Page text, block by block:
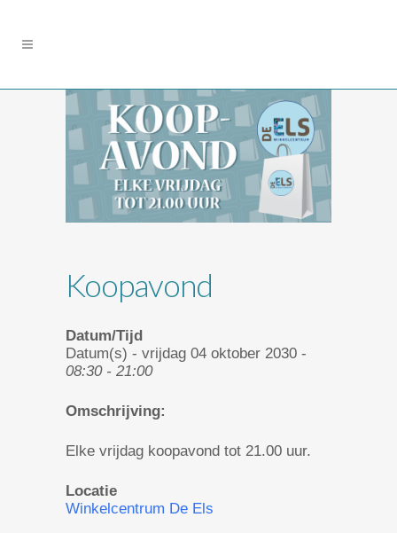
Koopavond
Datum/Tijd
Datum(s) - vrijdag 04 oktober 2030 -
08:30 - 21:00
Omschrijving:
Elke vrijdag koopavond tot 21.00 uur.
Locatie
Winkelcentrum De Els